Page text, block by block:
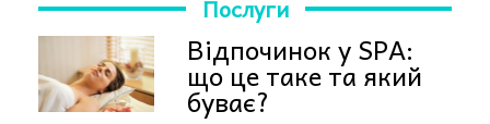
Послуги
Відпочинок у SPA:
що це таке та який
буває?